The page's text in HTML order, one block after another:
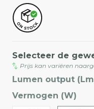
Selecteer de
Prijs kan variëren
Lumen output
Vermogen (W)